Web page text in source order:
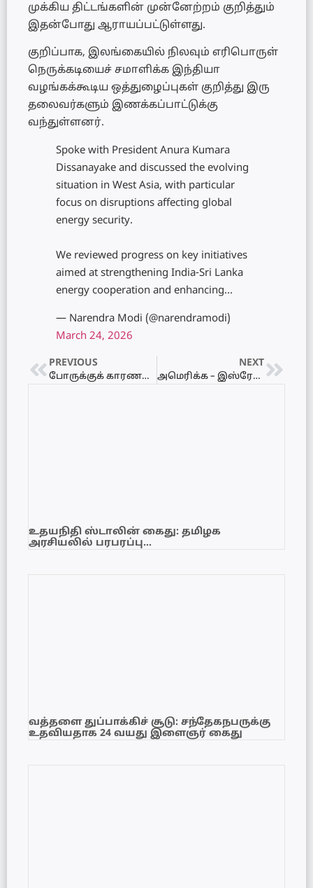
முக்கிய திட்டங்களின் முன்னேற்றம் குறித்தும்
இதன்போது ஆராயப்பட்டுள்ளது.
குறிப்பாக, இலங்கையில் நிலவும் எரிபொருள்
நெருக்கடியைச் சமாளிக்க இந்தியா
வழங்கக்கூடிய ஒத்துழைப்புகள் குறித்து இரு
தலைவர்களும் இணக்கப்பாட்டுக்கு
வந்துள்ளனர்.
Spoke with President Anura Kumara
Dissanayake and discussed the evolving
situation in West Asia, with particular
focus on disruptions affecting global
energy security.
We reviewed progress on key initiatives
aimed at strengthening India-Sri Lanka
energy cooperation and enhancing…
— Narendra Modi (@narendramodi)
March 24, 2026
PREVIOUS
போருக்குக் காரணம் நான் இல்லை, பாதுகாப்புச் செயலாளர் தான்! – அந்தர் பல்டி அடித்த ட்ரம்ப்!
NEXT
அமெரிக்க – இஸ்ரேலிய ஆக்கிரமிப்பிற்கு மலேசியா கடும் எதிர்ப்பு! ஈரானின் இறையாண்மைக்கு ஆதரவு
உதயநிதி ஸ்டாலின் கைது: தமிழக
அரசியலில் பரபரப்பு…
வத்தளை துப்பாக்கிச் சூடு: சந்தேகநபருக்கு
உதவியதாக 24 வயது இளைஞர் கைது